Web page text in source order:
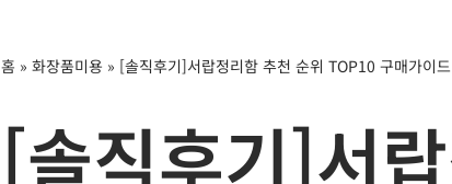
홈 » 화장품미용 » [솔직후기]서랍정리함 추천 순위 TOP10 구매가이
[솔직후기]서